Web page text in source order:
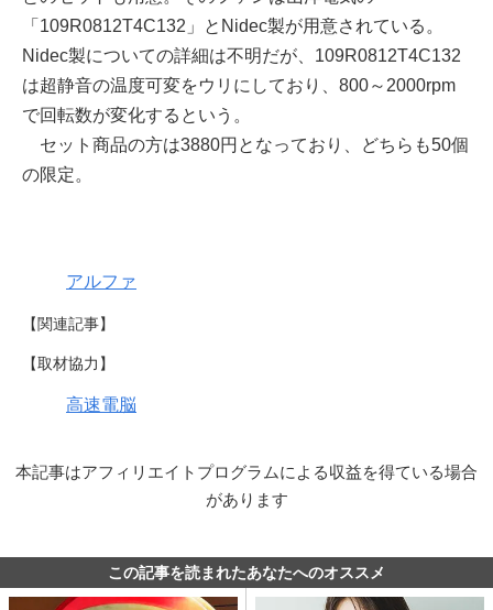
「109R0812T4C132」とNidec製が用意されている。
Nidec製についての詳細は不明だが、109R0812T4C132
は超静音の温度可変をウリにしており、800～2000rpm
で回転数が変化するという。
セット商品の方は3880円となっており、どちらも50個
の限定。
アルファ
【関連記事】
【取材協力】
高速電脳
本記事はアフィリエイトプログラムによる収益を得ている場合
があります
この記事を読まれたあなたへのオススメ